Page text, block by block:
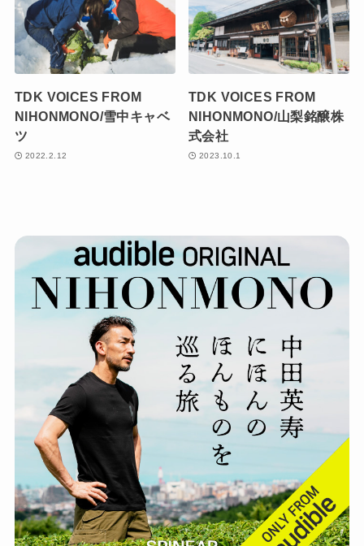
TDK VOICES FROM
NIHONMONO/雪中キャベ
ツ
2022.2.12
TDK VOICES FROM
NIHONMONO/山梨銘醸株
式会社
2023.10.1